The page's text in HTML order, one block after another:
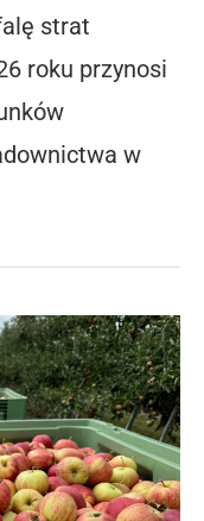
strat
roku przynosi
w